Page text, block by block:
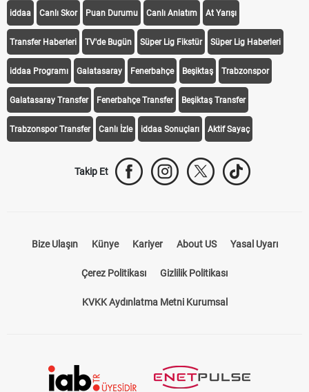
iddaa Canlı Skor Puan Durumu Canlı Anlatım At Yarışı
Transfer Haberleri TV'de Bugün Süper Lig Fikstür Süper Lig Haberleri
iddaa Programı Galatasaray Fenerbahçe Beşiktaş Trabzonspor
Galatasaray Transfer Fenerbahçe Transfer Beşiktaş Transfer
Trabzonspor Transfer Canlı İzle iddaa Sonuçları Aktif Sayaç
Takip Et
Bize Ulaşın Künye Kariyer About US Yasal Uyarı
Çerez Politikası Gizlilik Politikası
KVKK Aydınlatma Metni Kurumsal